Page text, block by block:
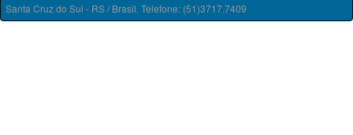
Santa Cruz do Sul - RS / Brasil. Telefone: (51)3717.7409